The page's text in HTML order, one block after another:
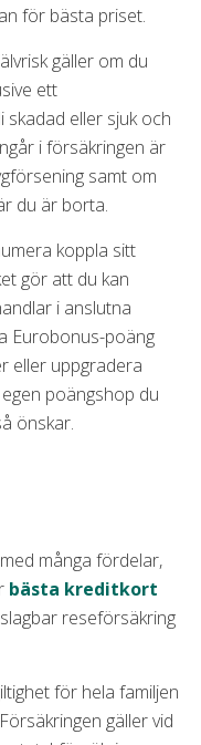
för bästa priset.
gäller om du
ett
skadad eller sjuk och
i försäkringen är
samt om
du är borta.
koppla sitt
gör att du kan
i anslutna
Eurobonus-poäng
eller uppgradera
poängshop du
önskar.
många fördelar,
bästa kreditkort
reseförsäkring
för hela familjen
gäller vid